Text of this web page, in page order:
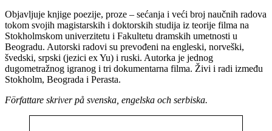
Objavljuje knjige poezije, proze – sećanja i veći broj naučnih radova
tokom svojih magistarskih i doktorskih studija iz teorije filma na
Stokholmskom univerzitetu i Fakultetu dramskih umetnosti u
Beogradu. Autorski radovi su prevođeni na engleski, norveški,
švedski, srpski (jezici ex Yu) i ruski. Autorka je jednog
dugometražnog igranog i tri dokumentarna filma. Živi i radi između
Stokholm, Beograda i Perasta.
Författare skriver på svenska, engelska och serbiska.